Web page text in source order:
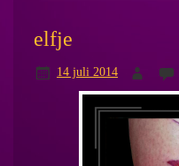
elfje
14 juli 2014